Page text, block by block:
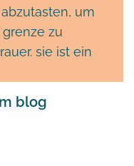
um
zu
sie ist ein
blog